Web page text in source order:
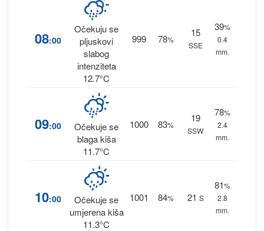
08:00
Očekuju se
pljuskovi
slabog
intenziteta
12.7°C
999 78%
15
SSE
39%
0.4
mm.
09:00
Očekuje se
blaga kiša
11.7°C
1000 83%
19
SSW
78%
2.4
mm.
10:00
Očekuje se
umjerena kiša
11.3°C
1001 84% 21 S
81%
2.8
mm.